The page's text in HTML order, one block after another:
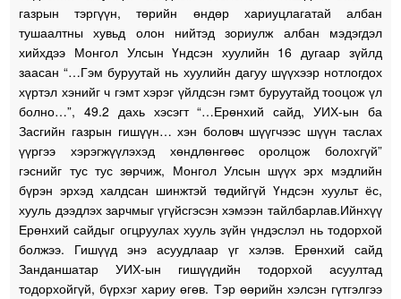
газрын тэргүүн, төрийн өндөр хариуцлагатай албан
тушаалтны хувьд олон нийтэд зориулж албан мэдэгдэл
хийхдээ Монгол Улсын Үндсэн хуулийн 16 дугаар зүйлд
заасан “…Гэм буруутай нь хуулийн дагуу шүүхээр нотлогдох
хүртэл хэнийг ч гэмт хэрэг үйлдсэн гэмт буруутайд тооцож үл
болно…”, 49.2 дахь хэсэгт “…Ерөнхий сайд, УИХ-ын ба
Засгийн газрын гишүүн… хэн боловч шүүгчээс шүүн таслах
үүргээ хэрэгжүүлэхэд хөндлөнгөөс оролцож болохгүй”
гэснийг тус тус зөрчиж, Монгол Улсын шүүх эрх мэдлийн
бүрэн эрхэд халдсан шинжтэй төдийгүй Үндсэн хуульт ёс,
хууль дээдлэх зарчмыг үгүйсгэсэн хэмээн тайлбарлав.Ийнхүү
Ерөнхий сайдыг огцруулах хууль зүйн үндэслэл нь тодорхой
болжээ. Гишүүд энэ асуудлаар үг хэлэв. Ерөнхий сайд
Занданшатар УИХ-ын гишүүдийн тодорхой асуултад
тодорхойгүй, бүрхэг хариу өгөв. Тэр өөрийн хэлсэн гүтгэлгээ